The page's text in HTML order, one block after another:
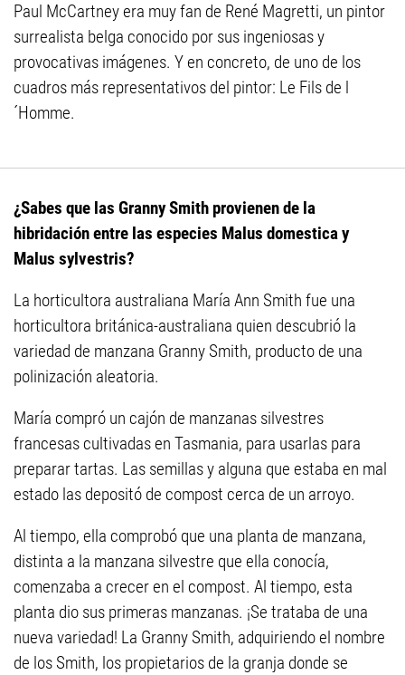
Paul McCartney era muy fan de René Magretti, un pintor
surrealista belga conocido por sus ingeniosas y
provocativas imágenes. Y en concreto, de uno de los
cuadros más representativos del pintor: Le Fils de l
´Homme.
¿Sabes que las Granny Smith provienen de la
hibridación entre las especies Malus domestica y
Malus sylvestris?
La horticultora australiana María Ann Smith fue una
horticultora británica-australiana quien descubrió la
variedad de manzana Granny Smith, producto de una
polinización aleatoria.
María compró un cajón de manzanas silvestres
francesas cultivadas en Tasmania, para usarlas para
preparar tartas. Las semillas y alguna que estaba en mal
estado las depositó de compost cerca de un arroyo.
Al tiempo, ella comprobó que una planta de manzana,
distinta a la manzana silvestre que ella conocía,
comenzaba a crecer en el compost. Al tiempo, esta
planta dio sus primeras manzanas. ¡Se trataba de una
nueva variedad! La Granny Smith, adquiriendo el nombre
de los Smith, los propietarios de la granja donde se